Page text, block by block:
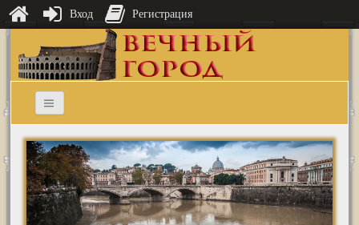
Вход Регистрация